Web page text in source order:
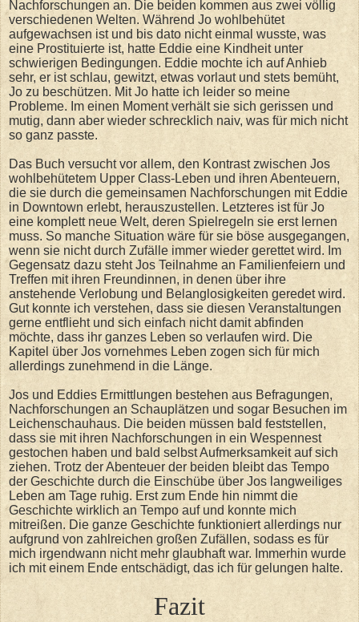
Nachforschungen an. Die beiden kommen aus zwei völlig
verschiedenen Welten. Während Jo wohlbehütet
aufgewachsen ist und bis dato nicht einmal wusste, was
eine Prostituierte ist, hatte Eddie eine Kindheit unter
schwierigen Bedingungen. Eddie mochte ich auf Anhieb
sehr, er ist schlau, gewitzt, etwas vorlaut und stets bemüht,
Jo zu beschützen. Mit Jo hatte ich leider so meine
Probleme. Im einen Moment verhält sie sich gerissen und
mutig, dann aber wieder schrecklich naiv, was für mich nicht
so ganz passte.
Das Buch versucht vor allem, den Kontrast zwischen Jos
wohlbehütetem Upper Class-Leben und ihren Abenteuern,
die sie durch die gemeinsamen Nachforschungen mit Eddie
in Downtown erlebt, herauszustellen. Letzteres ist für Jo
eine komplett neue Welt, deren Spielregeln sie erst lernen
muss. So manche Situation wäre für sie böse ausgegangen,
wenn sie nicht durch Zufälle immer wieder gerettet wird. Im
Gegensatz dazu steht Jos Teilnahme an Familienfeiern und
Treffen mit ihren Freundinnen, in denen über ihre
anstehende Verlobung und Belanglosigkeiten geredet wird.
Gut konnte ich verstehen, dass sie diesen Veranstaltungen
gerne entflieht und sich einfach nicht damit abfinden
möchte, dass ihr ganzes Leben so verlaufen wird. Die
Kapitel über Jos vornehmes Leben zogen sich für mich
allerdings zunehmend in die Länge.
Jos und Eddies Ermittlungen bestehen aus Befragungen,
Nachforschungen an Schauplätzen und sogar Besuchen im
Leichenschauhaus. Die beiden müssen bald feststellen,
dass sie mit ihren Nachforschungen in ein Wespennest
gestochen haben und bald selbst Aufmerksamkeit auf sich
ziehen. Trotz der Abenteuer der beiden bleibt das Tempo
der Geschichte durch die Einschübe über Jos langweiliges
Leben am Tage ruhig. Erst zum Ende hin nimmt die
Geschichte wirklich an Tempo auf und konnte mich
mitreißen. Die ganze Geschichte funktioniert allerdings nur
aufgrund von zahlreichen großen Zufällen, sodass es für
mich irgendwann nicht mehr glaubhaft war. Immerhin wurde
ich mit einem Ende entschädigt, das ich für gelungen halte.
Fazit